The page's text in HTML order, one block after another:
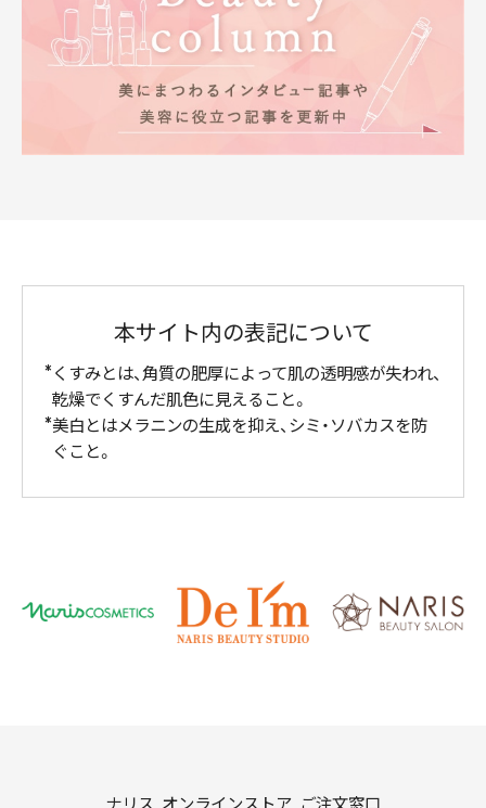
本サイト内の表記について
くすみとは、角質の肥厚によって肌の透明感が失われ、
乾燥でくすんだ肌色に見えること。
美白とはメラニンの生成を抑え、シミ・ソバカスを防
ぐこと。